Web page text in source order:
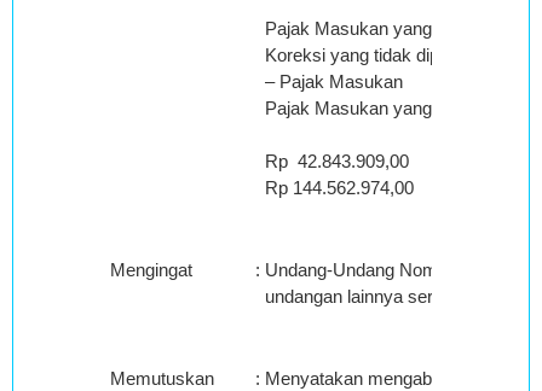
Pajak Masukan yang dapat
Koreksi yang tidak dipertahankan
– Pajak Masukan
Pajak Masukan yang dapat
Rp 42.843.909,00
Rp 144.562.974,00
Mengingat : Undang-Undang Nomor 14 Tahun
undangan lainnya serta peraturan
Memutuskan : Menyatakan mengabulkan